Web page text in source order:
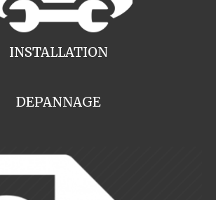
INSTALLATION
DEPANNAGE